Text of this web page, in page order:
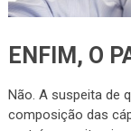
ENFIM, O
Não. A suspeita de
composição das